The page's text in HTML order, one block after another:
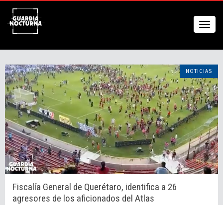
NOTICIAS
Fiscalía General de Querétaro, identifica a 26
agresores de los aficionados del Atlas